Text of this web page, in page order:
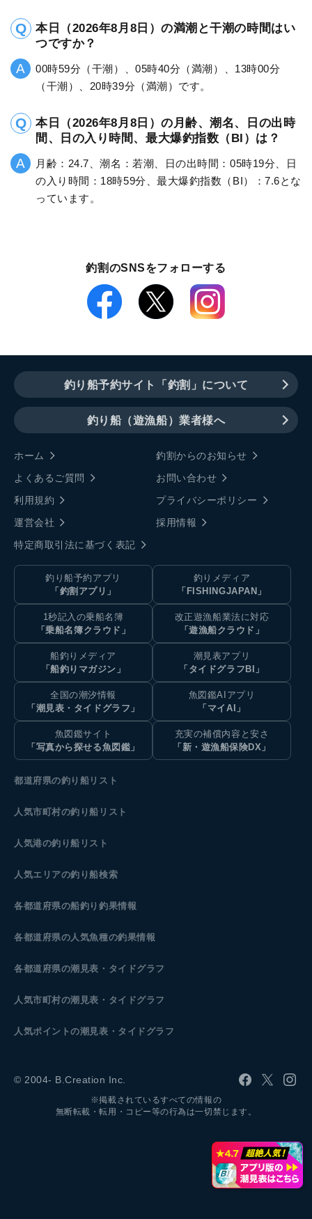
本日（2026年8月8日）の満潮と干潮の時間はい
つですか？
00時59分（干潮）、05時40分（満潮）、13時00分
（干潮）、20時39分（満潮）です。
本日（2026年8月8日）の月齢、潮名、日の出時
間、日の入り時間、最大爆釣指数（BI）は？
月齢：24.7、潮名：若潮、日の出時間：05時19分、日
の入り時間：18時59分、最大爆釣指数（BI）：7.6とな
っています。
釣割のSNSをフォローする
釣り船予約サイト「釣割」について
釣り船（遊漁船）業者様へ
ホーム
釣割からのお知らせ
よくあるご質問
お問い合わせ
利用規約
プライバシーポリシー
運営会社
採用情報
特定商取引法に基づく表記
釣り船予約アプリ
「釣割アプリ」
釣りメディア
「FISHINGJAPAN」
1秒記入の乗船名簿
「乗船名簿クラウド」
改正遊漁船業法に対応
「遊漁船クラウド」
船釣りメディア
「船釣りマガジン」
潮見表アプリ
「タイドグラフBI」
全国の潮汐情報
「潮見表・タイドグラフ」
魚図鑑AIアプリ
「マイAI」
魚図鑑サイト
「写真から探せる魚図鑑」
充実の補償内容と安さ
「新・遊漁船保険DX」
都道府県の釣り船リスト
人気市町村の釣り船リスト
人気港の釣り船リスト
人気エリアの釣り船検索
各都道府県の船釣り釣果情報
各都道府県の人気魚種の釣果情報
各都道府県の潮見表 ・タイドグラフ
人気市町村の潮見表・タイドグラフ
人気ポイントの潮見表・タイドグラフ
© 2004- B.Creation Inc.
※掲載されているすべての情報の
無断転載・転用・コピー等の行為は一切禁じます。